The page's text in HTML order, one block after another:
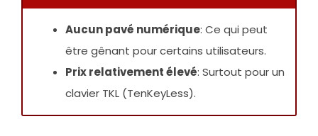
Aucun pavé numérique: Ce qui peut
être gênant pour certains utilisateurs.
Prix relativement élevé: Surtout pour un
clavier TKL (TenKeyLess).